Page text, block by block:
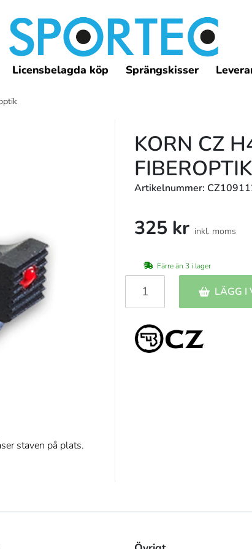
Licensbelagda köp Sprängskisser
KORN CZ
FIBEROPTIK
Artikelnummer:
325 kr inkl. moms
Färre än 3 i lager
LÄGG I
staven på plats.